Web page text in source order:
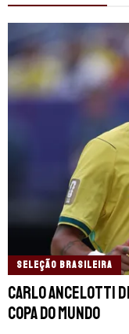
SELEÇÃO BRASILEIRA
Carlo Ancelotti
Copa do Mundo